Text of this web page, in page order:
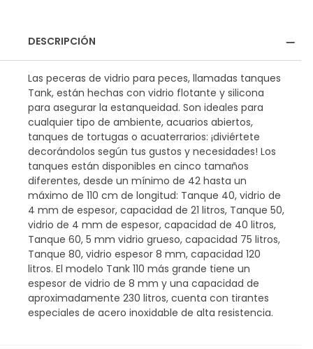
DESCRIPCIÓN
Las peceras de vidrio para peces, llamadas tanques
Tank, están hechas con vidrio flotante y silicona
para asegurar la estanqueidad. Son ideales para
cualquier tipo de ambiente, acuarios abiertos,
tanques de tortugas o acuaterrarios: ¡diviértete
decorándolos según tus gustos y necesidades! Los
tanques están disponibles en cinco tamaños
diferentes, desde un mínimo de 42 hasta un
máximo de 110 cm de longitud: Tanque 40, vidrio de
4 mm de espesor, capacidad de 21 litros, Tanque 50,
vidrio de 4 mm de espesor, capacidad de 40 litros,
Tanque 60, 5 mm vidrio grueso, capacidad 75 litros,
Tanque 80, vidrio espesor 8 mm, capacidad 120
litros. El modelo Tank 110 más grande tiene un
espesor de vidrio de 8 mm y una capacidad de
aproximadamente 230 litros, cuenta con tirantes
especiales de acero inoxidable de alta resistencia.